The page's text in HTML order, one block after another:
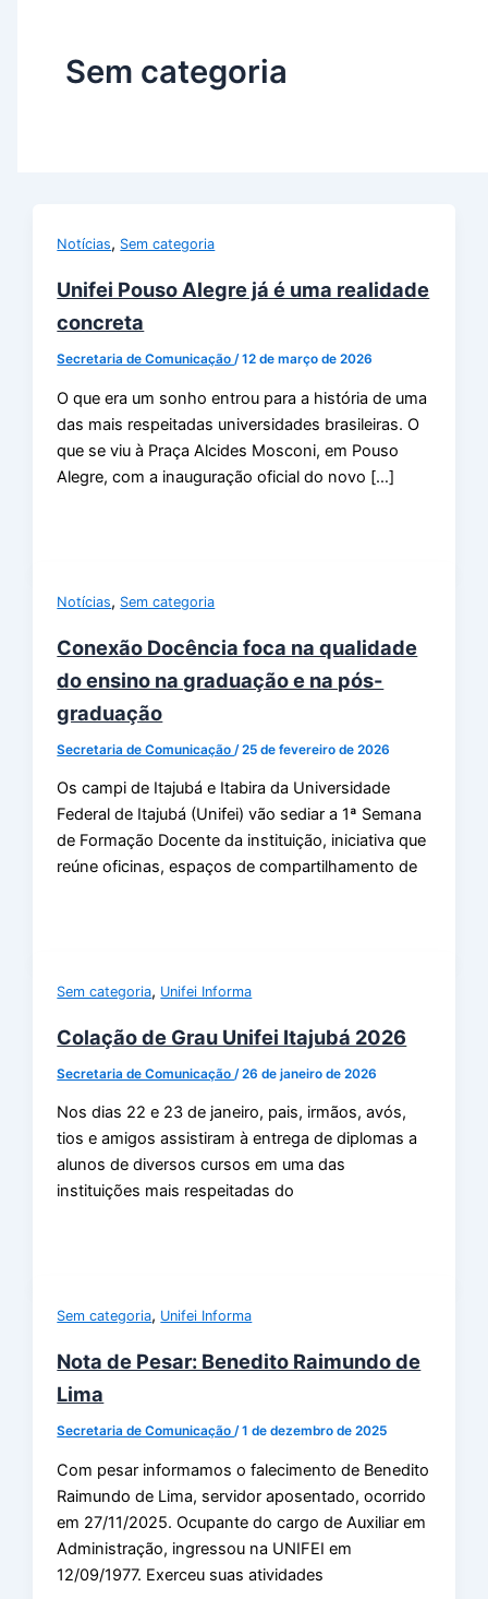
Sem categoria
Notícias, Sem categoria
Unifei Pouso Alegre já é uma realidade
concreta
Secretaria de Comunicação/12 de março de 2026
O que era um sonho entrou para a história de uma
das mais respeitadas universidades brasileiras. O
que se viu à Praça Alcides Mosconi, em Pouso
Alegre, com a inauguração oficial do novo […]
Notícias, Sem categoria
Conexão Docência foca na qualidade
do ensino na graduação e na pós-
graduação
Secretaria de Comunicação /25 de fevereiro de 2026
Os campi de Itajubá e Itabira da Universidade
Federal de Itajubá (Unifei) vão sediar a 1ª Semana
de Formação Docente da instituição, iniciativa que
reúne oficinas, espaços de compartilhamento de
Sem categoria, Unifei Informa
Colação de Grau Unifei Itajubá 2026
Secretaria de Comunicação/26 de janeiro de 2026
Nos dias 22 e 23 de janeiro, pais, irmãos, avós,
tios e amigos assistiram à entrega de diplomas a
alunos de diversos cursos em uma das
instituições mais respeitadas do
Sem categoria, Unifei Informa
Nota de Pesar: Benedito Raimundo de
Lima
Secretaria de Comunicação/1 de dezembro de 2025
Com pesar informamos o falecimento de Benedito
Raimundo de Lima, servidor aposentado, ocorrido
em 27/11/2025. Ocupante do cargo de Auxiliar em
Administração, ingressou na UNIFEI em
12/09/1977. Exerceu suas atividades